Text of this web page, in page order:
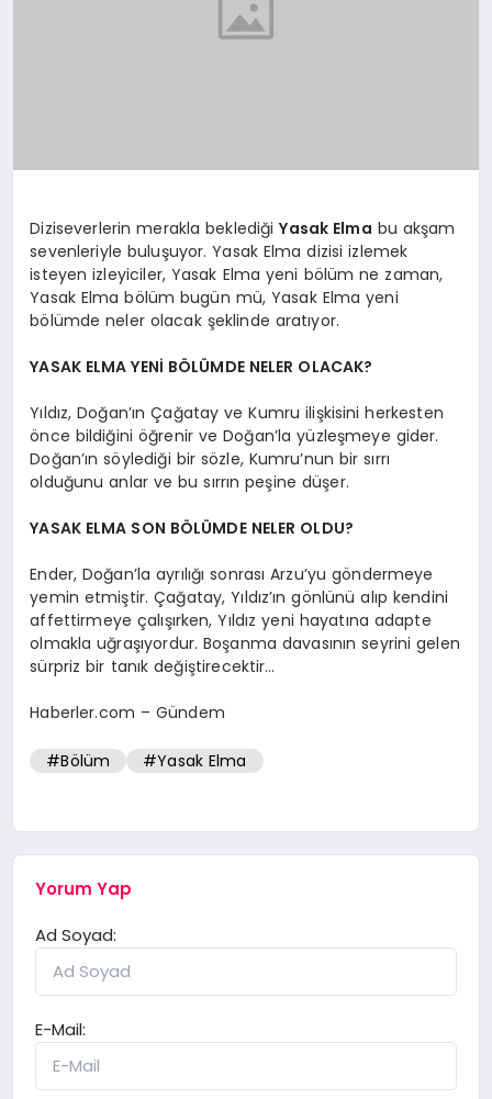
Diziseverlerin merakla beklediğiYasak Elma bu akşam
sevenleriyle buluşuyor. Yasak Elma dizisi izlemek
isteyen izleyiciler, Yasak Elma yeni bölüm ne zaman,
Yasak Elma bölüm bugün mü, Yasak Elma yeni
bölümde neler olacak şeklinde aratıyor.
YASAK ELMA YENİ BÖLÜMDE NELER OLACAK?
Yıldız, Doğan’ın Çağatay ve Kumru ilişkisini herkesten
önce bildiğini öğrenir ve Doğan’la yüzleşmeye gider.
Doğan’ın söylediği bir sözle, Kumru’nun bir sırrı
olduğunu anlar ve bu sırrın peşine düşer.
YASAK ELMA SON BÖLÜMDE NELER OLDU?
Ender, Doğan’la ayrılığı sonrası Arzu’yu göndermeye
yemin etmiştir. Çağatay, Yıldız’ın gönlünü alıp kendini
affettirmeye çalışırken, Yıldız yeni hayatına adapte
olmakla uğraşıyordur. Boşanma davasının seyrini gelen
sürpriz bir tanık değiştirecektir…
Haberler.com – Gündem
#Bölüm #Yasak Elma
Yorum Yap
Ad Soyad:
E-Mail: